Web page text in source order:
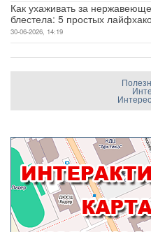
Как ухаживать за
блестела: 5 простых
30-06-2026, 14:19